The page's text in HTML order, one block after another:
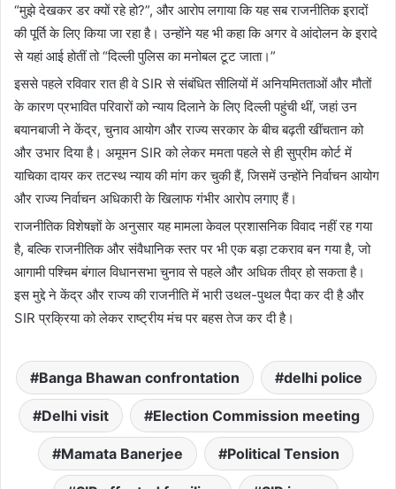
“मुझे देखकर डर क्यों रहे हो?”, और आरोप लगाया कि यह सब राजनीतिक इरादों
की पूर्ति के लिए किया जा रहा है। उन्होंने यह भी कहा कि अगर वे आंदोलन के इरादे
से यहां आई होतीं तो “दिल्ली पुलिस का मनोबल टूट जाता।”
इससे पहले रविवार रात ही वे SIR से संबंधित सीलियों में अनियमितताओं और मौतों
के कारण प्रभावित परिवारों को न्याय दिलाने के लिए दिल्ली पहुंची थीं, जहां उन
बयानबाजी ने केंद्र, चुनाव आयोग और राज्य सरकार के बीच बढ़ती खींचतान को
और उभार दिया है। अमूमन SIR को लेकर ममता पहले से ही सुप्रीम कोर्ट में
याचिका दायर कर तटस्थ न्याय की मांग कर चुकी हैं, जिसमें उन्होंने निर्वाचन आयोग
और राज्य निर्वाचन अधिकारी के खिलाफ गंभीर आरोप लगाए हैं।
राजनीतिक विशेषज्ञों के अनुसार यह मामला केवल प्रशासनिक विवाद नहीं रह गया
है, बल्कि राजनीतिक और संवैधानिक स्तर पर भी एक बड़ा टकराव बन गया है, जो
आगामी पश्चिम बंगाल विधानसभा चुनाव से पहले और अधिक तीव्र हो सकता है।
इस मुद्दे ने केंद्र और राज्य की राजनीति में भारी उथल-पुथल पैदा कर दी है और
SIR प्रक्रिया को लेकर राष्ट्रीय मंच पर बहस तेज कर दी है।
Banga Bhawan confrontation delhi police
Delhi visit Election Commission meeting
Mamata Banerjee Political Tension